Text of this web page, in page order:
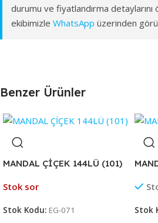
durumu ve fiyatlandırma
ekibimizle WhatsApp üzerinden
Benzer Ürünler
MANDAL ÇİÇEK 144LÜ (101)
Stok sor
Stok Kodu: EG-071 Stok